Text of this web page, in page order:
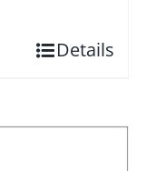
Details